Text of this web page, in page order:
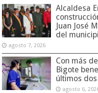
Alcaldesa
Juan José
del
agosto 7, 2026
Con más
Bigote
últimos
agosto 6,